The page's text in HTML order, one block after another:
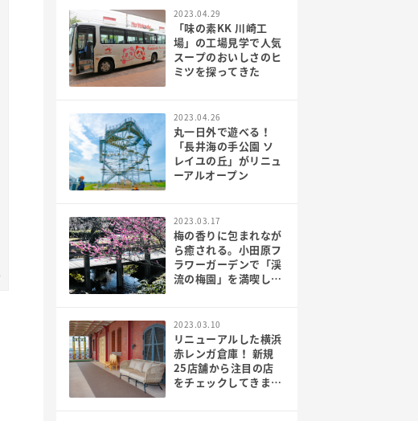
2023.04.29
「味の素KK 川崎工
場」の工場見学で人気
スープのおいしさのヒ
ミツを探ってきた
2023.04.26
丸一日外で遊べる！
「長井海の手公園 ソ
レイユの丘」がリニュ
ーアルオープン
2023.03.17
梅の香りに包まれなが
ら癒される。小田原フ
ラワーガーデンで「渓
流の梅園」を満喫して
2023.03.10
リニューアルした横浜
赤レンガ倉庫！ 新規
25店舗から注目の店
をチェックしてきまし